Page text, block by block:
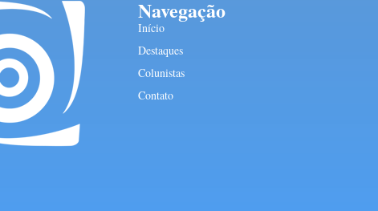
Navegação
Início
Destaques
Colunistas
Contato